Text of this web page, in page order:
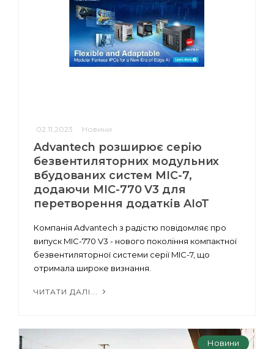
02.11.2023 Новини
Advantech розширює серію
безвентиляторних модульних
вбудованих систем MIC-7,
додаючи MIC-770 V3 для
перетворення додатків AIoT
Компанія Advantech з радістю повідомляє про
випуск MIC-770 V3 - нового покоління компактної
безвентиляторної системи серії MIC-7, що
отримала широке визнання.
ЧИТАТИ ДАЛІ...
Новини